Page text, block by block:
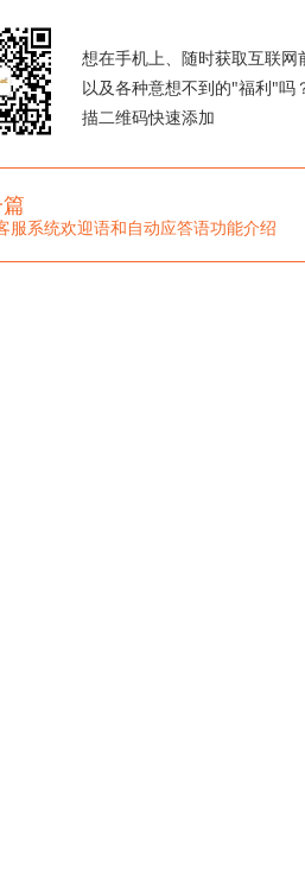
想在手机上、随时获取互联网
以及各种意想不到的"福利"吗
描二维码快速添加
服系统欢迎语和自动应答语功能介绍